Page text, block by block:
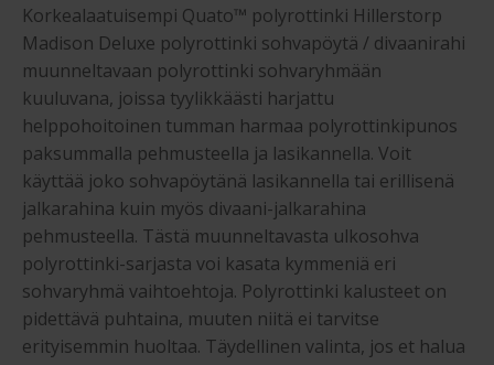
Korkealaatuisempi Quato™ polyrottinki Hillerstorp
Madison Deluxe polyrottinki sohvapöytä / divaanirahi
muunneltavaan polyrottinki sohvaryhmään
kuuluvana, joissa tyylikkäästi harjattu
helppohoitoinen tumman harmaa polyrottinkipunos
paksummalla pehmusteella ja lasikannella. Voit
käyttää joko sohvapöytänä lasikannella tai erillisenä
jalkarahina kuin myös divaani-jalkarahina
pehmusteella. Tästä muunneltavasta ulkosohva
polyrottinki-sarjasta voi kasata kymmeniä eri
sohvaryhmä vaihtoehtoja. Polyrottinki kalusteet on
pidettävä puhtaina, muuten niitä ei tarvitse
erityisemmin huoltaa. Täydellinen valinta, jos et halua